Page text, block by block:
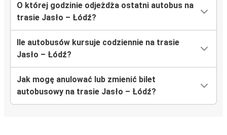
O której godzinie odjeżdża ostatni autobus na
trasie Jasło – Łódź?
Ile autobusów kursuje codziennie na trasie
Jasło – Łódź?
Jak mogę anulować lub zmienić bilet
autobusowy na trasie Jasło – Łódź?